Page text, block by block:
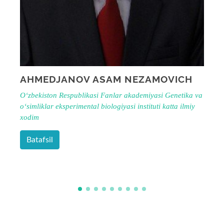
AHMEDJANOV ASAM NEZAMOVICH
O‘zbekiston Respublikasi Fanlar akademiyasi Genetika va
o‘simliklar eksperimental biologiyasi instituti katta ilmiy
xodim
Batafsil